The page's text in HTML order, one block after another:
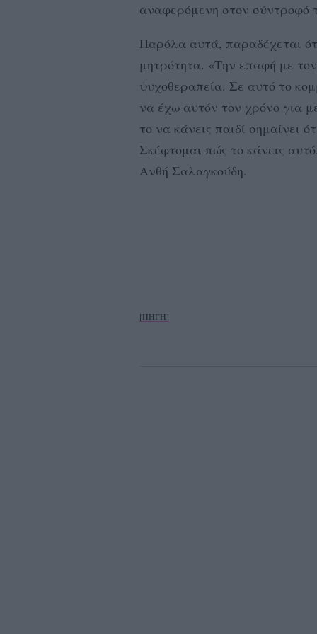
αναφερόμενη στον σύντροφό
Παρόλα αυτά, παραδέχεται
μητρότητα. «Την επαφή με
ψυχοθεραπεία. Σε αυτό το
να έχω αυτόν τον χρόνο για
το να κάνεις παιδί σημαίνει
Σκέφτομαι πώς το κάνεις
Ανθή Σαλαγκούδη.
[ΠΗΓΗ]